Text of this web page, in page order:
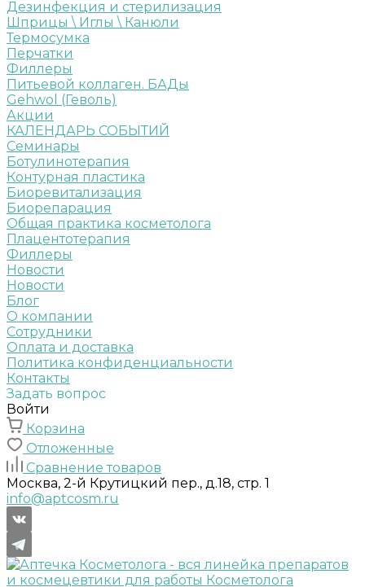
Дезинфекция и стерилизация
Шприцы \ Иглы \ Канюли
Термосумка
Перчатки
Филлеры
Питьевой коллаген. БАДы
Gehwol (Геволь)
Акции
КАЛЕНДАРЬ СОБЫТИЙ
Семинары
Ботулинотерапия
Контурная пластика
Биоревитализация
Биорепарация
Общая практика косметолога
Плацентотерапия
Филлеры
Новости
Новости
Блог
О компании
Сотрудники
Оплата и доставка
Политика конфиденциальности
Контакты
Задать вопрос
Войти
Корзина
Отложенные
Сравнение товаров
Москва, 2-й Крутицкий пер., д.18, стр. 1
info@aptcosm.ru